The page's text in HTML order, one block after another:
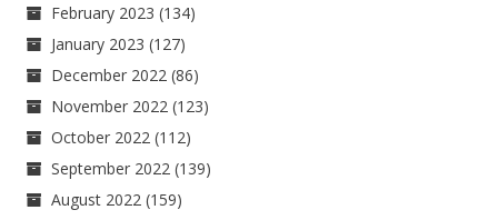
February 2023 (134)
January 2023 (127)
December 2022 (86)
November 2022 (123)
October 2022 (112)
September 2022 (139)
August 2022 (159)